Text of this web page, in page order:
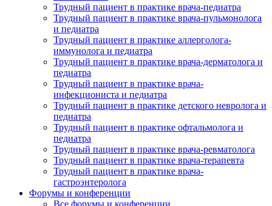
Трудный пациент в практике врача-педиатра
Трудный пациент в практике врача-пульмонолога
и педиатра
Трудный пациент в практике аллерголога-
иммунолога и педиатра
Трудный пациент в практике врача-дерматолога и
педиатра
Трудный пациент в практике врача-
инфекциониста и педиатра
Трудный пациент в практике детского невролога и
педиатра
Трудный пациент в практике офтальмолога и
педиатра
Трудный пациент в практике врача-ревматолога
Трудный пациент в практике врача-терапевта
Трудный пациент в практике врача-
гастроэнтеролога
Форумы и конференции
Все форумы и конференции